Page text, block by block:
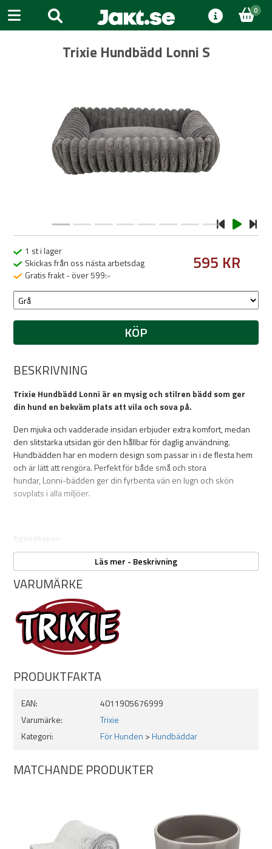
0
Trixie Hundbädd Lonni S
Previous
1 st i lager
Skickas från oss nästa arbetsdag
Gratis frakt - över 599:-
595 KR
KÖP
BESKRIVNING
Trixie Hundbädd Lonni är en mysig och stilren bädd som ger
din hund en bekväm plats att vila och sova på.
Den mjuka och vadderade insidan erbjuder extra komfort, medan
den slitstarka utsidan gör den hållbar för daglig användning.
Hundbädden har en modern design som passar in i de flesta hem
och är lätt att rengöra. Perfekt för både små och stora
hundar, Lonni-bädden ger din fyrbenta vän en lugn och skön
sovplats i alla miljöer.
Plysch manchester
Polyesterklädsel
Polyesterfyllning
Fastsatt kudde
Avtagbart överdrag
Halkfri botten
Läs mer - Beskrivning
VARUMÄRKE
PRODUKTFAKTA
EAN:
4011905676999
Varumärke:
Trixie
Kategori:
För Hunden >Hundbäddar
MATCHANDE PRODUKTER